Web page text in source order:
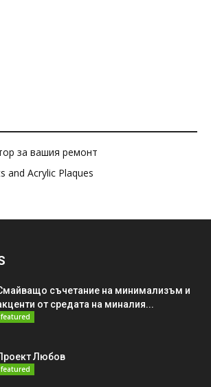
за вашия ремонт
and Acrylic Plaques
съчетание на минимализъм и
от средата на миналия...
featured
Любов
featured